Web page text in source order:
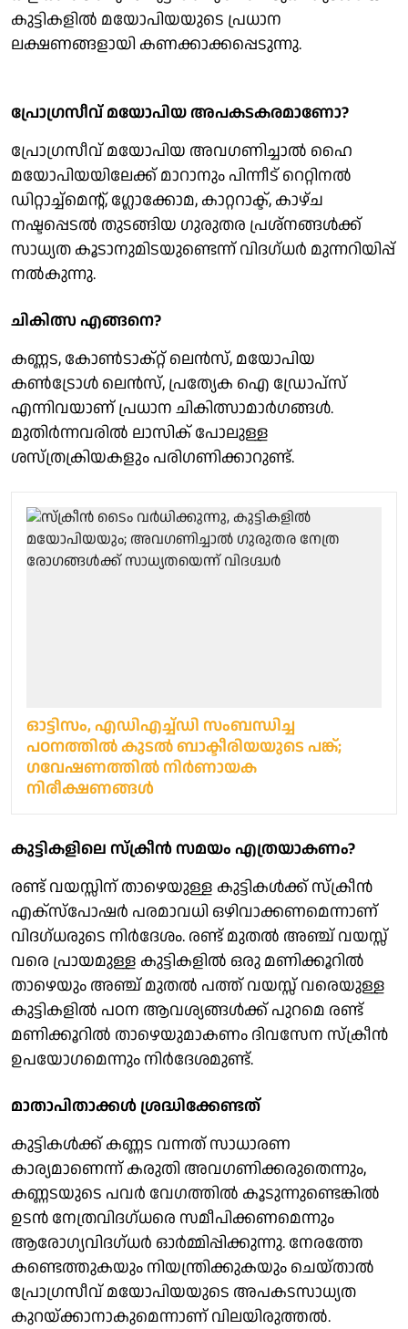
കുട്ടികളിൽ മയോപിയയുടെ പ്രധാന
ലക്ഷണങ്ങളായി കണക്കാക്കപ്പെടുന്നു.
പ്രോഗ്രസീവ് മയോപിയ അപകടകരമാണോ?
പ്രോഗ്രസീവ് മയോപിയ അവഗണിച്ചാൽ ഹൈ
മയോപിയയിലേക്ക് മാറാനും പിന്നീട് റെറ്റിനൽ
ഡിറ്റാച്ച്മെന്റ്, ഗ്ലോക്കോമ, കാറ്ററാക്ട്, കാഴ്ച
നഷ്ടപ്പെടൽ തുടങ്ങിയ ഗുരുതര പ്രശ്നങ്ങൾക്ക്
സാധ്യത കൂടാനുമിടയുണ്ടെന്ന് വിദഗ്ധർ മുന്നറിയിപ്പ്
നൽകുന്നു.
ചികിത്സ എങ്ങനെ?
കണ്ണട, കോൺടാക്റ്റ് ലെൻസ്, മയോപിയ
കൺട്രോൾ ലെൻസ്, പ്രത്യേക ഐ ഡ്രോപ്സ്
എന്നിവയാണ് പ്രധാന ചികിത്സാമാർഗങ്ങൾ.
മുതിർന്നവരിൽ ലാസിക് പോലുള്ള
ശസ്ത്രക്രിയകളും പരിഗണിക്കാറുണ്ട്.
ഓട്ടിസം, എഡിഎച്ച്ഡി സംബന്ധിച്ച
പഠനത്തിൽ കുടൽ ബാക്ടീരിയയുടെ പങ്ക്;
ഗവേഷണത്തിൽ നിർണായക
നിരീക്ഷണങ്ങൾ
കുട്ടികളിലെ സ്‌ക്രീൻ സമയം എത്രയാകണം?
രണ്ട് വയസ്സിന് താഴെയുള്ള കുട്ടികൾക്ക് സ്ക്രീൻ
എക്സ്പോഷർ പരമാവധി ഒഴിവാക്കണമെന്നാണ്
വിദഗ്ധരുടെ നിർദേശം. രണ്ട് മുതൽ അഞ്ച് വയസ്സ്
വരെ പ്രായമുള്ള കുട്ടികളിൽ ഒരു മണിക്കൂറിൽ
താഴെയും അഞ്ച് മുതൽ പത്ത് വയസ്സ് വരെയുള്ള
കുട്ടികളിൽ പഠന ആവശ്യങ്ങൾക്ക് പുറമെ രണ്ട്
മണിക്കൂറിൽ താഴെയുമാകണം ദിവസേന സ്ക്രീൻ
ഉപയോഗമെന്നും നിർദേശമുണ്ട്.
മാതാപിതാക്കൾ ശ്രദ്ധിക്കേണ്ടത്
കുട്ടികൾക്ക് കണ്ണട വന്നത് സാധാരണ
കാര്യമാണെന്ന് കരുതി അവഗണിക്കരുതെന്നും,
കണ്ണടയുടെ പവർ വേഗത്തിൽ കൂടുന്നുണ്ടെങ്കിൽ
ഉടൻ നേത്രവിദഗ്ധരെ സമീപിക്കണമെന്നും
ആരോഗ്യവിദഗ്ധർ ഓർമ്മിപ്പിക്കുന്നു. നേരത്തേ
കണ്ടെത്തുകയും നിയന്ത്രിക്കുകയും ചെയ്താൽ
പ്രോഗ്രസീവ് മയോപിയയുടെ അപകടസാധ്യത
കുറയ്ക്കാനാകുമെന്നാണ് വിലയിരുത്തൽ.